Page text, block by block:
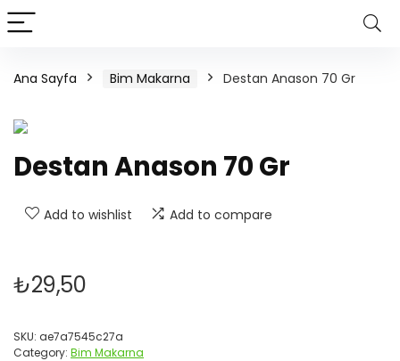
Ana Sayfa Bim Makarna Destan Anason 70 Gr
Destan Anason 70 Gr
Add to wishlist Add to compare
₺29,50
SKU: ae7a7545c27a
Category: Bim Makarna